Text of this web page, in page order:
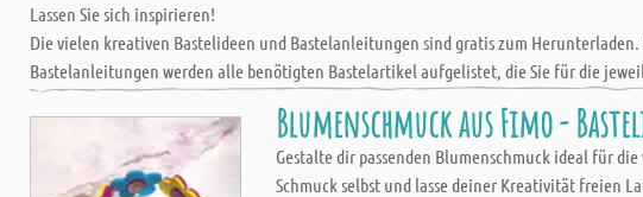
Lassen Sie sich inspirieren!
Die vielen kreativen Bastelideen und Bastelanleitungen sind gratis zum
Bastelanleitungen werden alle benötigten Bastelartikel aufgelistet, die Sie für die
Blumenschmuck aus Fimo -
Gestalte dir passenden Blumenschmuck ideal für
Schmuck selbst und lasse deiner Kreativität freien